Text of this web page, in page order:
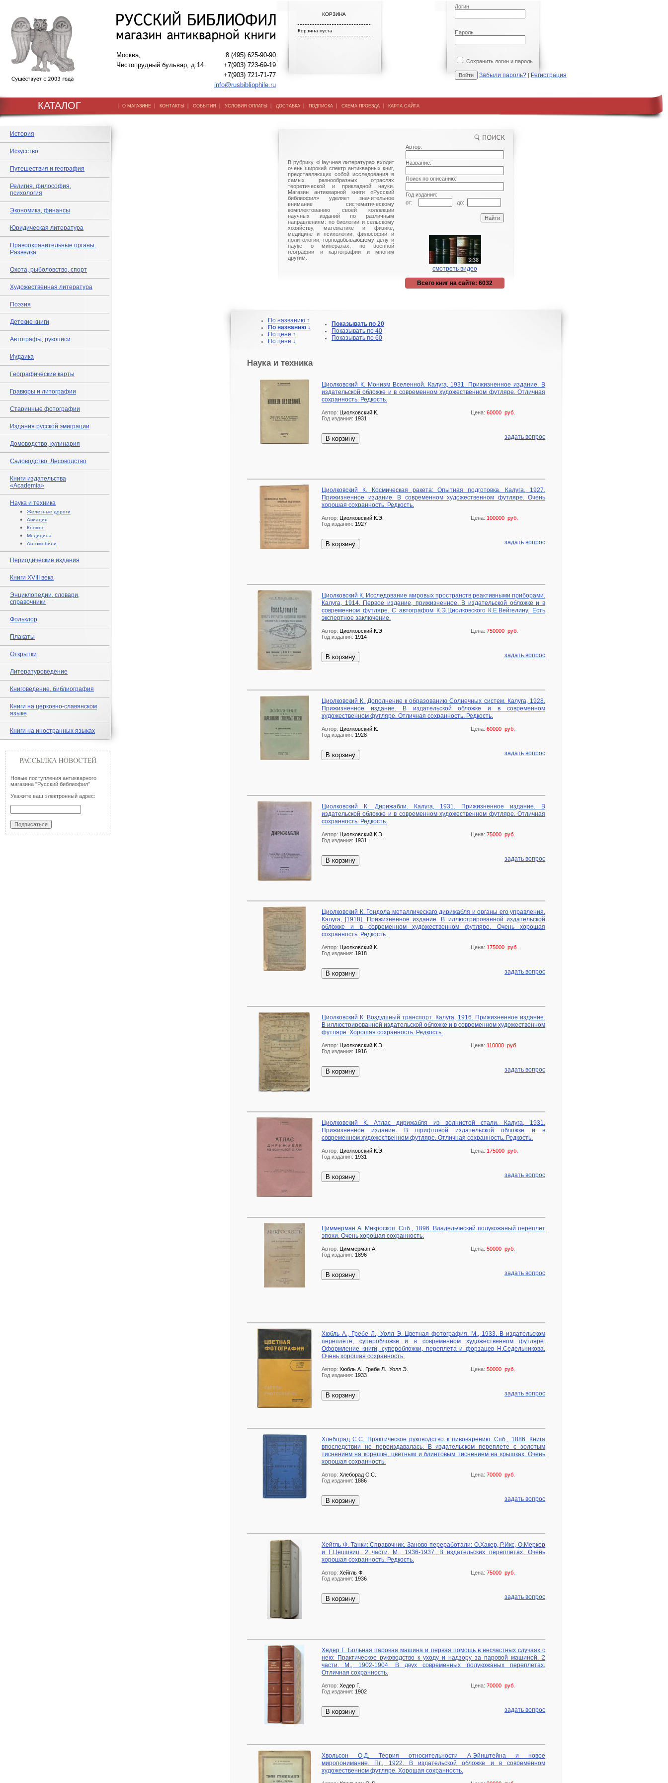
Москва,
Чистопрудный бульвар, д.14
8 (495) 625-90-90
+7(903) 723-69-19
+7(903) 721-71-77
info@rusbibliophile.ru
КОРЗИНА
Корзина пуста
Логин
Пароль
Сохранить логин и пароль
Забыли пароль? | Регистрация
КАТАЛОГ | О МАГАЗИНЕ | КОНТАКТЫ | СОБЫТИЯ | УСЛОВИЯ ОПЛАТЫ | ДОСТАВКА | ПОДПИСКА | СХЕМА ПРОЕЗДА | КАРТА САЙТА
История
Искусство
Путешествия и география
Религия, философия,
психология
Экономика, финансы
Юридическая литература
Правоохранительные органы.
Разведка
Охота, рыболовство, спорт
Художественная литература
Поэзия
Детские книги
Автографы, рукописи
Иудаика
Географические карты
Гравюры и литографии
Старинные фотографии
Издания русской эмиграции
Домоводство, кулинария
Садоводство. Лесоводство
Книги издательства
«Academia»
Наука и техника
♦ Железные дороги
♦ Авиация
♦ Космос
♦ Медицина
♦ Автомобили
Периодические издания
Книги XVIII века
Энциклопедии, словари,
справочники
Фольклор
Плакаты
Открытки
Литературоведение
Книговедение, библиография
Книги на церковно-славянском
языке
Книги на иностранных языках
Новые поступления антикварного
магазина "Русский библиофил"
Укажите ваш электронный адрес:
В рубрику «Научная литература» входит
очень широкий спектр антикварных книг,
представляющих собой исследования в
самых разнообразных отраслях
теоретической и прикладной науки.
Магазин антикварной книги «Русский
библиофил» уделяет значительное
внимание систематическому
комплектованию своей коллекции
научных изданий по различным
направлениям: по биологии и сельскому
хозяйству, математике и физике,
медицине и психологии, философии и
политологии, горнодобывающему делу и
науке о минералах, по военной
географии и картографии и многим
другим.
Автор:
Название:
Поиск по описанию:
Год издания:
от:
до:
смотреть видео
Всего книг на сайте: 6032
По названию ↑
По названию ↓
По цене ↑
По цене ↓
Показывать по 20
Показывать по 40
Показывать по 60
Наука и техника
Циолковский К. Монизм Вселенной. Калуга, 1931. Прижизненное издание. В
издательской обложке и в современном художественном футляре. Отличная
сохранность. Редкость.
Цена: 60000 руб.
Автор: Циолковский К.
Год издания: 1931
В корзину задать вопрос
Циолковский К. Космическая ракета: Опытная подготовка. Калуга, 1927.
Прижизненное издание. В современном художественном футляре. Очень
хорошая сохранность. Редкость.
Цена: 100000 руб.
Автор: Циолковский К.Э.
Год издания: 1927
В корзину задать вопрос
Циолковский К. Исследование мировых пространств реактивными приборами.
Калуга, 1914. Первое издание, прижизненное. В издательской обложке и в
современном футляре. С автографом К.Э.Циолковского К.Е.Вейгелину. Есть
экспертное заключение.
Цена: 750000 руб.
Автор: Циолковский К.Э.
Год издания: 1914
В корзину задать вопрос
Циолковский К. Дополнение к образованию Солнечных систем. Калуга, 1928.
Прижизненное издание. В издательской обложке и в современном
художественном футляре. Отличная сохранность. Редкость.
Цена: 60000 руб.
Автор: Циолковский К.
Год издания: 1928
В корзину задать вопрос
Циолковский К. Дирижабли. Калуга, 1931. Прижизненное издание. В
издательской обложке и в современном художественном футляре. Отличная
сохранность. Редкость.
Цена: 75000 руб.
Автор: Циолковский К.Э.
Год издания: 1931
В корзину задать вопрос
Циолковский К. Гондола металлическаго дирижабля и органы его управления.
Калуга, [1918]. Прижизненное издание. В иллюстрированной издательской
обложке и в современном художественном футляре. Очень хорошая
сохранность. Редкость.
Цена: 175000 руб.
Автор: Циолковский К.
Год издания: 1918
В корзину задать вопрос
Циолковский К. Воздушный транспорт. Калуга, 1916. Прижизненное издание.
В иллюстрированной издательской обложке и в современном художественном
футляре. Хорошая сохранность. Редкость.
Цена: 110000 руб.
Автор: Циолковский К.Э.
Год издания: 1916
В корзину задать вопрос
Циолковский К. Атлас дирижабля из волнистой стали. Калуга, 1931.
Прижизненное издание. В шрифтовой издательской обложке и в
современном художественном футляре. Отличная сохранность. Редкость.
Цена: 175000 руб.
Автор: Циолковский К.Э.
Год издания: 1931
В корзину задать вопрос
Циммерман А. Микроскоп. Спб., 1896. Владельческий полукожаный переплет
эпохи. Очень хорошая сохранность.
Цена: 50000 руб.
Автор: Циммерман А.
Год издания: 1896
В корзину задать вопрос
Хюбль А., Гребе Л., Уолл Э. Цветная фотография. М., 1933. В издательском
переплете, суперобложке и в современном художественном футляре.
Оформление книги, суперобложки, переплета и форзацев Н.Седельникова.
Очень хорошая сохранность.
Цена: 50000 руб.
Автор: Хюбль А., Гребе Л., Уолл Э.
Год издания: 1933
В корзину задать вопрос
Хлеборад С.С. Практическое руководство к пивоварению. Спб., 1886. Книга
впоследствии не переиздавалась. В издательском переплете с золотым
тиснением на корешке, цветным и блинтовым тиснением на крышках. Очень
хорошая сохранность.
Цена: 70000 руб.
Автор: Хлеборад С.С.
Год издания: 1886
В корзину задать вопрос
Хейгль Ф. Танки: Справочник. Заново переработали: О.Хакер, Р.Икс, О.Меркер
и Г.Цецшвиц. 2 части. М., 1936-1937. В издательских переплетах. Очень
хорошая сохранность. Редкость.
Цена: 75000 руб.
Автор: Хейгль Ф.
Год издания: 1936
В корзину задать вопрос
Хедер Г. Больная паровая машина и первая помощь в несчастных случаях с
нею: Практическое руководство к уходу и надзору за паровой машиной. 2
части. М., 1902-1904. В двух современных полукожаных переплетах.
Отличная сохранность.
Цена: 70000 руб.
Автор: Хедер Г.
Год издания: 1902
В корзину задать вопрос
Хвольсон О.Д. Теория относительности А.Эйнштейна и новое
миропонимание. Пг., 1922. В издательской обложке и в современном
художественном футляре. Хорошая сохранность.